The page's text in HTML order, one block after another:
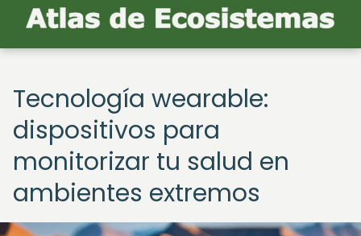
Tecnología wearable:
dispositivos para
monitorizar tu salud en
ambientes extremos